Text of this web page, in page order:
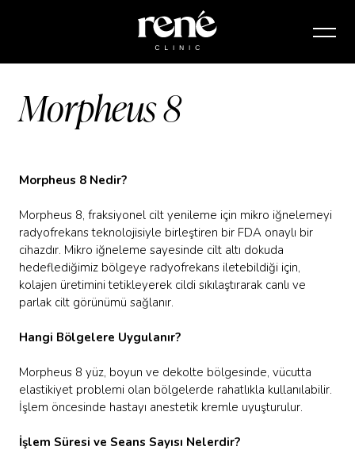
Morpheus 8
Morpheus 8 Nedir?
Morpheus 8, fraksiyonel cilt yenileme için mikro iğnelemeyi
radyofrekans teknolojisiyle birleştiren bir FDA onaylı bir
cihazdır. Mikro iğneleme sayesinde cilt altı dokuda
hedeflediğimiz bölgeye radyofrekans iletebildiği için,
kolajen üretimini tetikleyerek cildi sıkılaştırarak canlı ve
parlak cilt görünümü sağlanır.
Hangi Bölgelere Uygulanır?
Morpheus 8 yüz, boyun ve dekolte bölgesinde, vücutta
elastikiyet problemi olan bölgelerde rahatlıkla kullanılabilir.
İşlem öncesinde hastayı anestetik kremle uyuşturulur.
İşlem Süresi ve Seans Sayısı Nelerdir?